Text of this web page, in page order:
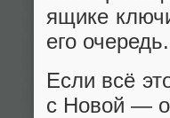
ящике
его
Если всё
с Новой —